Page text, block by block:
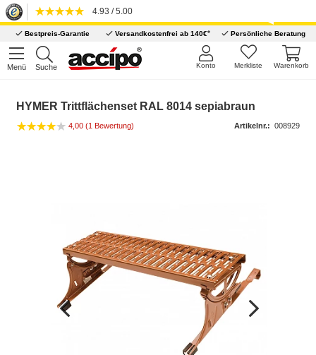
4.93 / 5.00
Bestpreis-Garantie Versandkostenfrei ab 140€* Persönliche Beratung
Menü Suche Warenkorb
Merkliste
Konto
HYMER Trittflächenset RAL 8014 sepiabraun
4,00 (1 Bewertung) Artikelnr.: 008929